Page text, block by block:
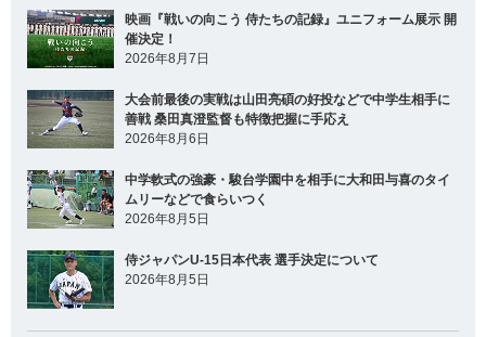
映画『戦いの向こう 侍たちの記録』ユニフォーム展示 開
催決定！
2026年8月7日
大会前最後の実戦は山田亮碩の好投などで中学生相手に
善戦 桑田真澄監督も特徴把握に手応え
2026年8月6日
中学軟式の強豪・駿台学園中を相手に大和田与喜のタイ
ムリーなどで食らいつく
2026年8月5日
侍ジャパンU-15日本代表 選手決定について
2026年8月5日